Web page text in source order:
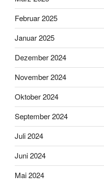
Februar 2025
Januar 2025
Dezember 2024
November 2024
Oktober 2024
September 2024
Juli 2024
Juni 2024
Mai 2024